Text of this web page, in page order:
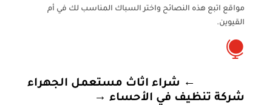
مواقع اتبع هذه النصائح واختر السباك المناسب لك في أم
القيوين.

← شراء اثاث مستعمل الجهراء
شركة تنظيف في الأحساء→